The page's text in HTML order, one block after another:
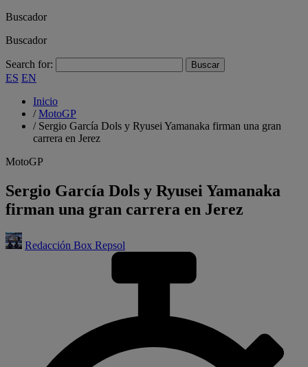
Buscador
Buscador
Search for:
ES EN
Inicio
/MotoGP
/ Sergio García Dols y Ryusei Yamanaka firman una gran
carrera en Jerez
MotoGP
Sergio García Dols y Ryusei Yamanaka
firman una gran carrera en Jerez
Redacción Box Repsol